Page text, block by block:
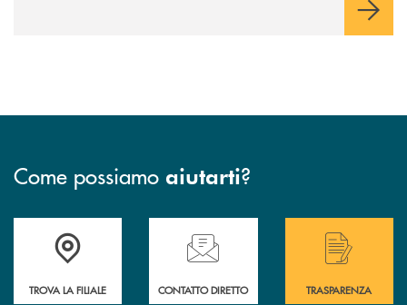
Come possiamo aiutarti?
Accedi all' elenco completo delle filiali .
TROVA LA FILIALE
Hai bisogno di assistenza immediata?
CONTATTO DIRETTO
Hai bisogno di
TRASPARENZA